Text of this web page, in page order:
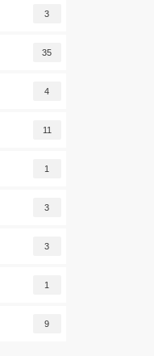
3
35
4
11
1
3
3
1
9